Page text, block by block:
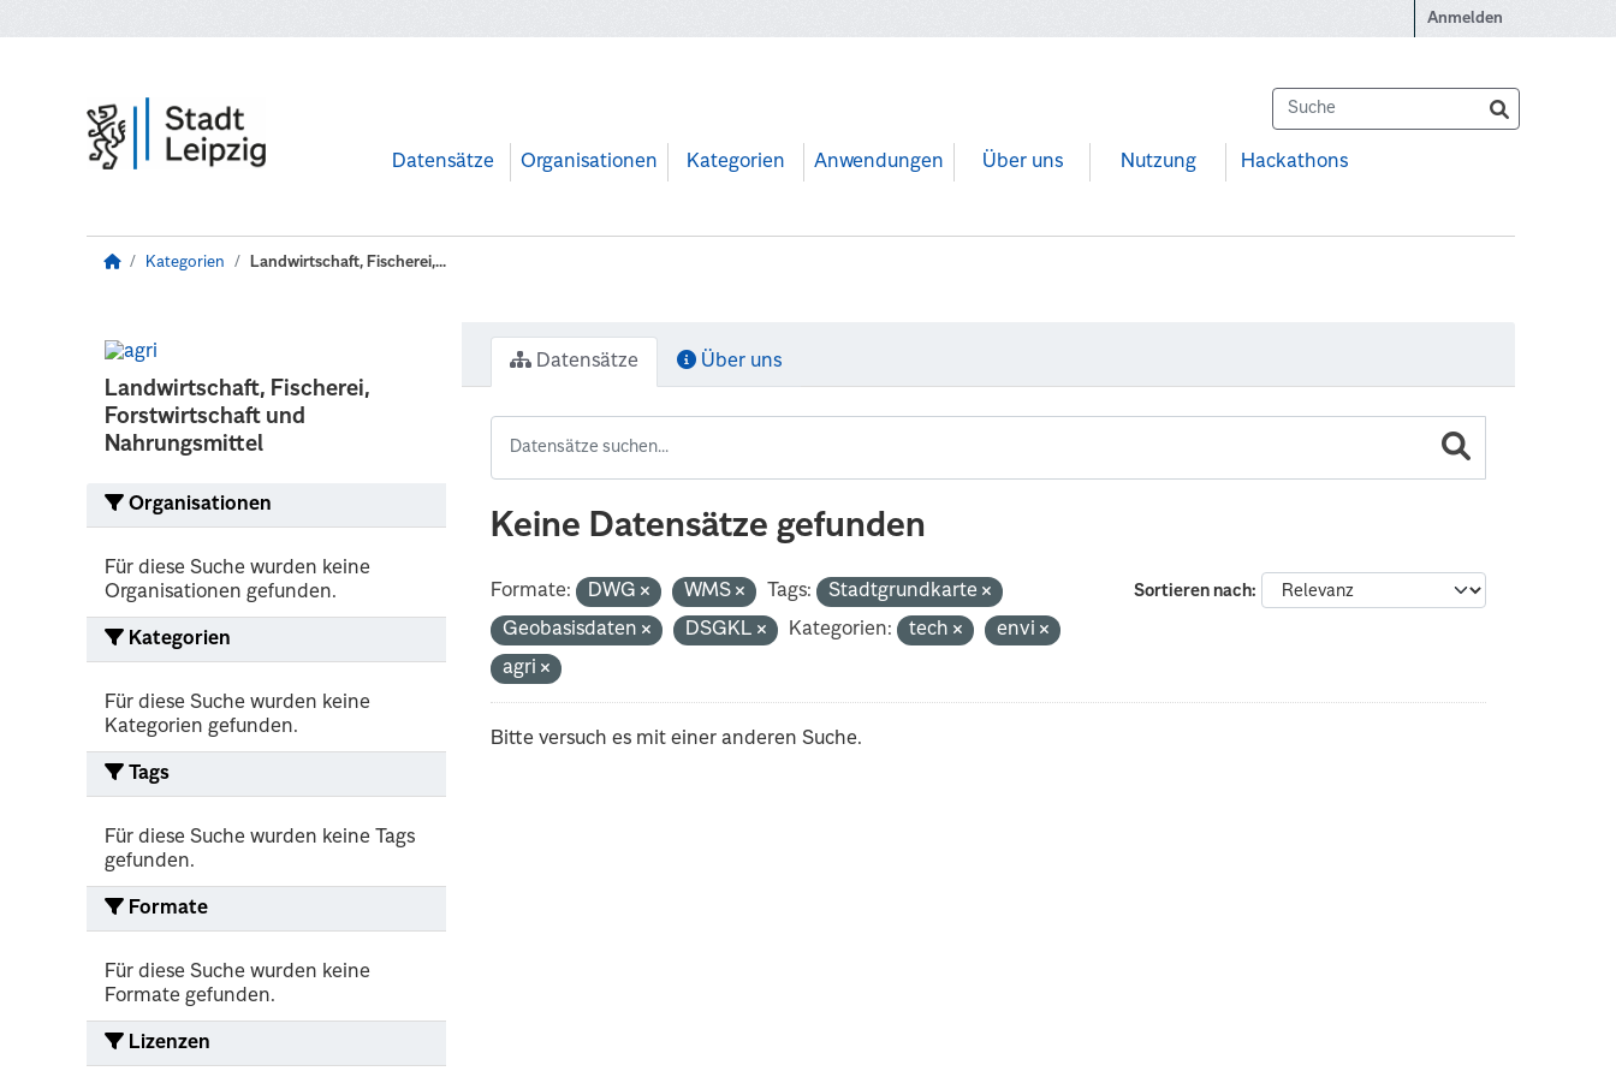
Anmelden
Datensätze Organisationen Kategorien Anwendungen Über uns Nutzung Hackathons
Kategorien Landwirtschaft, Fischerei,...
Landwirtschaft, Fischerei,
Forstwirtschaft und
Nahrungsmittel
Organisationen
Für diese Suche wurden keine
Organisationen gefunden.
Kategorien
Für diese Suche wurden keine
Kategorien gefunden.
Tags
Für diese Suche wurden keine Tags
gefunden.
Formate
Für diese Suche wurden keine
Formate gefunden.
Lizenzen
Datensätze Über uns
Keine Datensätze gefunden
Sortieren nach
Formate: DWG WMS Tags:
Stadtgrundkarte
Geobasisdaten
DSGKL Kategorien: tech
envi
agri
Bitte versuch es mit einer anderen Suche.